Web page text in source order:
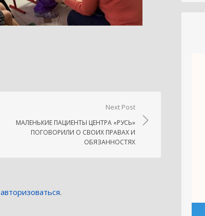
Next Post
МАЛЕНЬКИЕ ПАЦИЕНТЫ ЦЕНТРА «РУСЬ»
ПОГОВОРИЛИ О СВОИХ ПРАВАХ И
ОБЯЗАННОСТЯХ
авторизоваться.